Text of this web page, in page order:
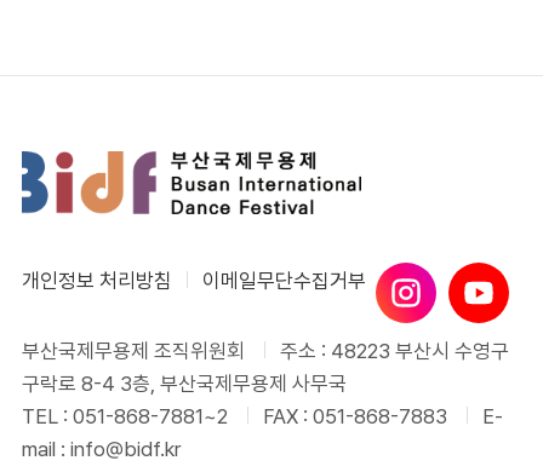
개인정보 처리방침 이메일무단수집거부
부산국제무용제 조직위원회
주소 : 48223 부산시 수영구
구락로 8-4 3층, 부산국제무용제 사무국
TEL : 051-868-7881~2
FAX : 051-868-7883
E-
mail : info@bidf.kr